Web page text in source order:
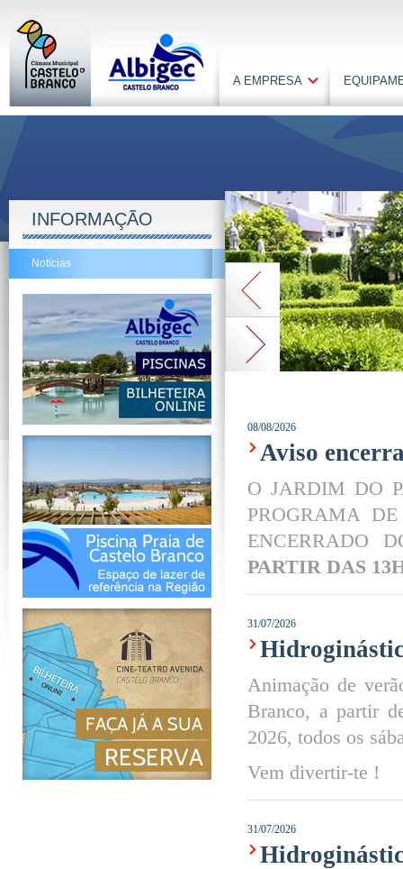
A EMPRESA
INFORMAÇÃO
Notícias
08/08/2026
Aviso
O JARDIM DO
PROGRAMA
ENCERRADO
PARTIR DAS
31/07/2026
Animação de
Branco, a partir
2026, todos os
Vem divertir-te !
31/07/2026